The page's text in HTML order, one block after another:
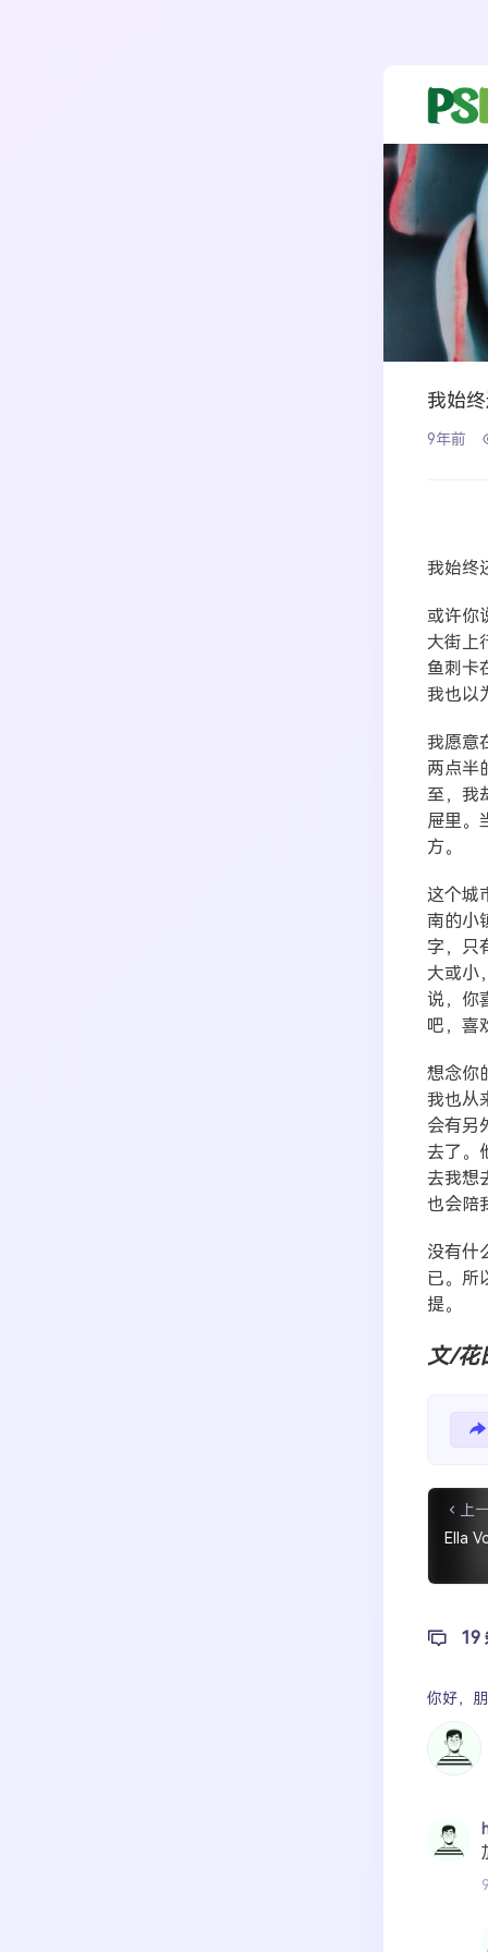
我始
9年前
我始终
或许你
大街上
鱼刺卡
我也以
我愿意
两点半
至，我
屉里。
方。
这个城
南的小
字，只
大或小
说，你
吧，喜
想念你
我也从
会有另
去了。
去我想
也会陪
没有什
已。所
提。
文/花
上
Ella
19
你好，